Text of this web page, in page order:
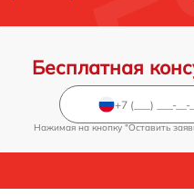
Бесплатная
Нажимая на кнопку "Оставить